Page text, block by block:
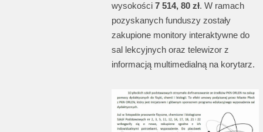
wysokości7 514, 80 zł. W ramach
pozyskanych funduszy zostały
zakupione monitory interaktywne do
sal lekcyjnych oraz telewizor z
informacją multimedialną na korytarz.